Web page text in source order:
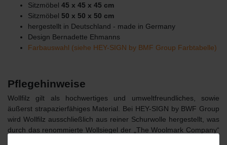
Sitzmöbel 45 x 45 x 45 cm
Sitzmöbel 50 x 50 x 50 cm
hergestellt in Deutschland - made in Germany
Design Bernadette Ehmanns
Farbauswahl (siehe HEY-SIGN by BMF Group Farbtabelle)
Pflegehinweise
Wollfilz gilt als hochwertiges und umweltfreundliches, sowie
äußerst strapazierfähiges Material. Bei HEY-SIGN by BWF Group
wird Wollfilz ausschließlich aus reiner Schurwolle hergestellt, was
durch das renommierte Wollsiegel der „The Woolmark Company“